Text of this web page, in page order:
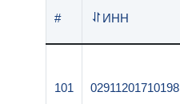
# ИНН
101 02911201710198